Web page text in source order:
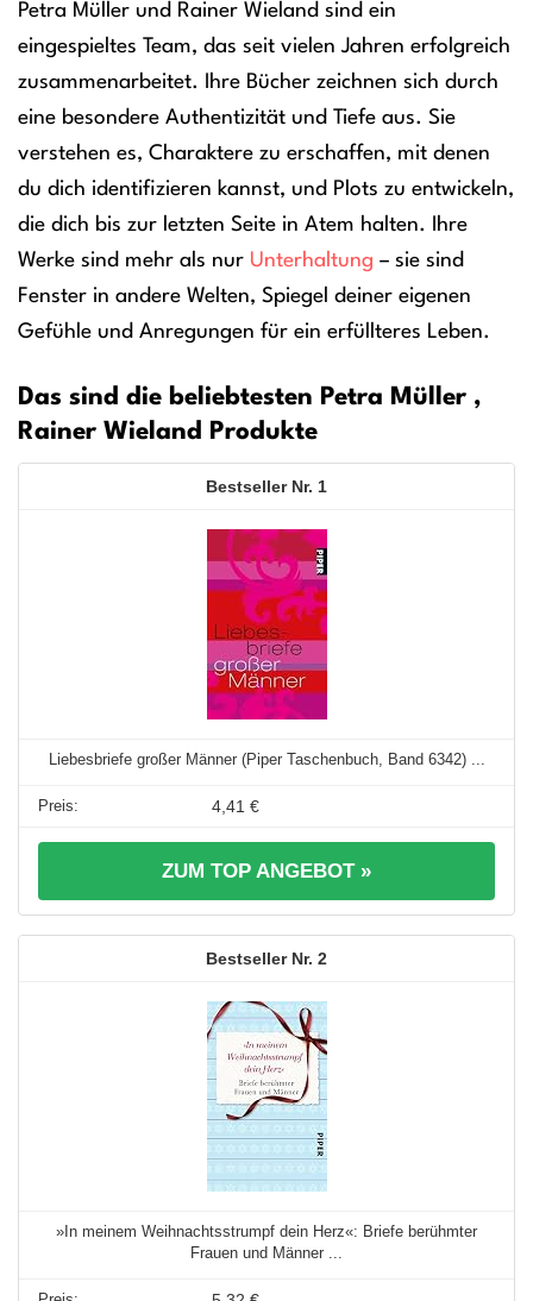
Petra Müller und Rainer Wieland sind ein
eingespieltes Team, das seit vielen Jahren erfolgreich
zusammenarbeitet. Ihre Bücher zeichnen sich durch
eine besondere Authentizität und Tiefe aus. Sie
verstehen es, Charaktere zu erschaffen, mit denen
du dich identifizieren kannst, und Plots zu entwickeln,
die dich bis zur letzten Seite in Atem halten. Ihre
Werke sind mehr als nur Unterhaltung – sie sind
Fenster in andere Welten, Spiegel deiner eigenen
Gefühle und Anregungen für ein erfüllteres Leben.
Das sind die beliebtesten Petra Müller ,
Rainer Wieland Produkte
1
Liebesbriefe großer Männer (Piper Taschenbuch, Band 6342) ...
4,41 €
ZUM TOP ANGEBOT »
2
»In meinem Weihnachtsstrumpf dein Herz«: Briefe berühmter
Frauen und Männer ...